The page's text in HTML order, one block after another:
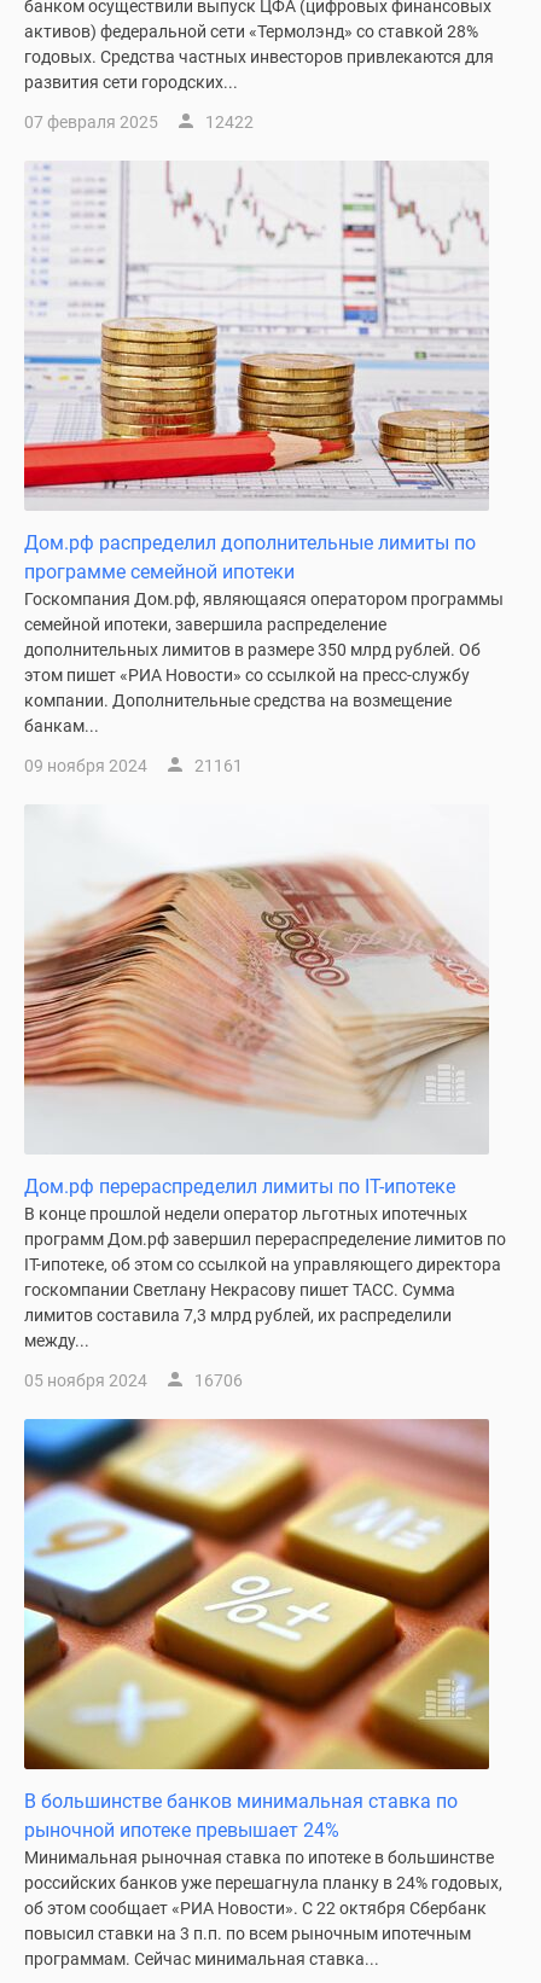
поселки
водоема
Коттеджные
ипотеку
Бизнес-
центры
Коттеджи
Скидки
акции
Макс
банком осуществили выпуск ЦФА (цифровых финансовых
активов) федеральной сети «Термолэнд» со ставкой 28%
годовых. Средства частных инвесторов привлекаются для
развития сети городских...
07 февраля 2025 12422
Дом.рф распределил дополнительные лимиты по
программе семейной ипотеки
Госкомпания Дом.рф, являющаяся оператором программы
семейной ипотеки, завершила распределение
дополнительных лимитов в размере 350 млрд рублей. Об
этом пишет «РИА Новости» со ссылкой на пресс-службу
компании. Дополнительные средства на возмещение
банкам...
09 ноября 2024 21161
Дом.рф перераспределил лимиты по IT-ипотеке
В конце прошлой недели оператор льготных ипотечных
программ Дом.рф завершил перераспределение лимитов по
IT-ипотеке, об этом со ссылкой на управляющего директора
госкомпании Светлану Некрасову пишет ТАСС. Сумма
лимитов составила 7,3 млрд рублей, их распределили
между...
05 ноября 2024 16706
В большинстве банков минимальная ставка по
рыночной ипотеке превышает 24%
Минимальная рыночная ставка по ипотеке в большинстве
российских банков уже перешагнула планку в 24% годовых,
об этом сообщает «РИА Новости». С 22 октября Сбербанк
повысил ставки на 3 п.п. по всем рыночным ипотечным
программам. Сейчас минимальная ставка...